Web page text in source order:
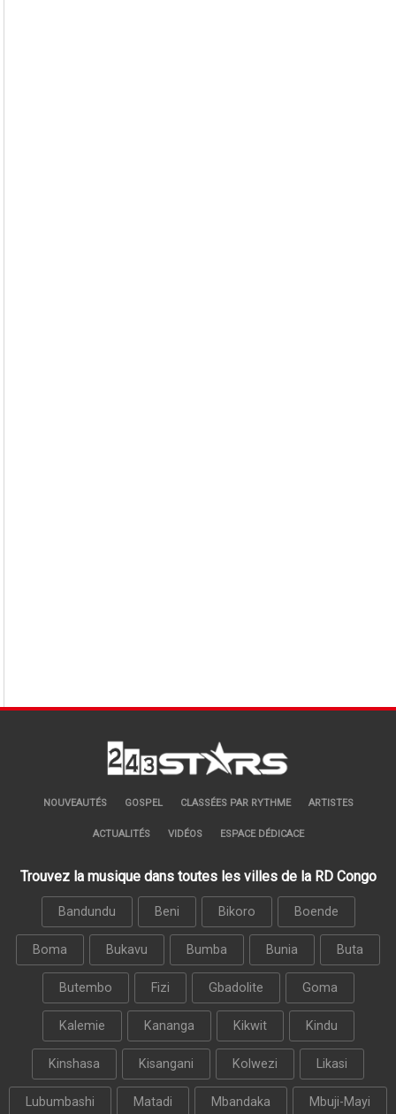
NOUVEAUTÉS GOSPEL CLASSÉES PAR RYTHME ARTISTES
ACTUALITÉS VIDÉOS ESPACE DÉDICACE
Trouvez la musique dans toutes les villes de la RD Congo
Bandundu Beni Bikoro Boende
Boma Bukavu Bumba Bunia Buta
Butembo Fizi Gbadolite Goma
Kalemie Kananga Kikwit Kindu
Kinshasa Kisangani Kolwezi Likasi
Lubumbashi Matadi Mbandaka Mbuji-Mayi